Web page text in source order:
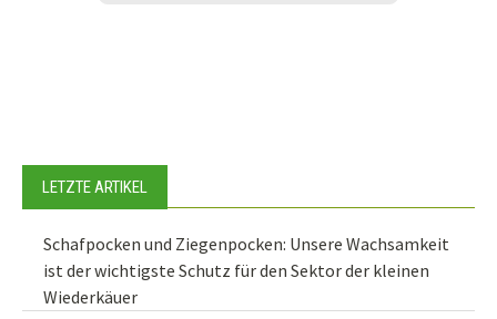
LETZTE ARTIKEL
Schafpocken und Ziegenpocken: Unsere Wachsamkeit
ist der wichtigste Schutz für den Sektor der kleinen
Wiederkäuer